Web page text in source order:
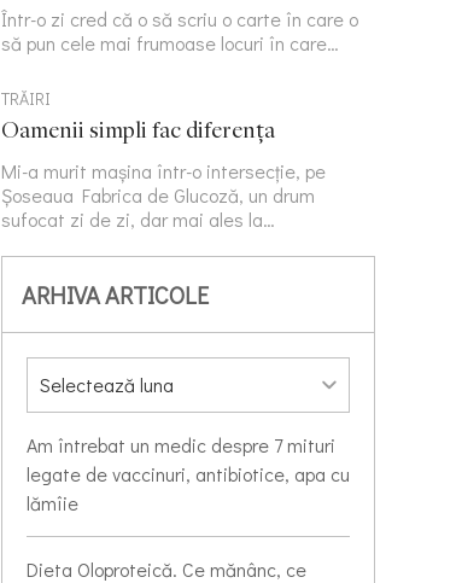
Într-o zi cred că o să scriu o carte în care o
să pun cele mai frumoase locuri în care…
TRĂIRI
Oamenii simpli fac diferența
Mi-a murit mașina într-o intersecție, pe
Șoseaua Fabrica de Glucoză, un drum
sufocat zi de zi, dar mai ales la…
ARHIVA ARTICOLE
Am întrebat un medic despre 7 mituri
legate de vaccinuri, antibiotice, apa cu
lămîie
Dieta Oloproteică. Ce mănânc, ce